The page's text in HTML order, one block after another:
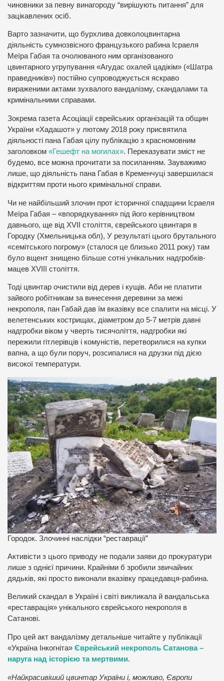
чиновники за певну винагороду “вирішують питання” для
зацікавлених осіб.
Варто зазначити, що бурхлива довколоцвинтарна
діяльність сумнозвісного французького рабина Ісраеля
Меїра Габая та очолюваного ним організованого
цвинтарного угрупування «Агудас охалей цадікім» («Шатра
праведників») постійно супроводжується яскраво
вираженими актами зухвалого вандалізму, скандалами та
кримінальними справами.
Зокрема газета Асоціації єврейських організацій та общин
України «Хадашот» у лютому 2018 року присвятила
діяльності пана Габая цілу публікацію з красномовним
заголовком «Гешефт на могилах». Переказувати зміст не
будемо, все можна прочитати за посиланням. Зауважимо
лише, що діяльність пана Габая в Кременчуці завершилася
відкриттям проти нього кримінальної справи.
Чи не найбільший злочин прот історичної спадщини Ісраеля
Меїра Габая – «впорядкування» під його керівництвом
давнього, ще від XVII століття, єврейського цвинтаря в
Городку (Хмельницька обл), У результаті цього брутального
«семітського погрому» (сталося це близько 2011 року) там
було вщент знищено більше сотні унікальних надгробків-
мацев XVIIІ століття.
Тоді цвинтар очистили від дерев і кущів. Аби не платити
зайвого робітникам за винесення деревини за межі
некрополя, пан Габай дав їм вказівку все спалити на місці. У
велетенських кострищах, діаметром до 5-7 метрів давні
надгробки віком у чверть тисячоліття, надгробки які
пережили гітлерівців і комуністів, перетворилися на купки
вапна, а що були поруч, розсипалися на друзки під дією
високої температури.
Городок. Злочинні наслідки “реставрації”
Активісти з цього приводу не подали заяви до прокуратури
лише з однієї причини. Крайніми б зробили звичайних
дядьків, які просто виконали вказівку працедавця-рабина.
Великий скандал в Україні і світі викликала й вандальська
«реставрація» унікального єврейського некрополя в
Сатанові.
Про цей акт вандалізму детальніше читайте у публікації
«Україна Інкогніта» Єврейський некрополь Сатанова –
наруга над історією та мертвими.
«Найкрасивіший цвинтар України і, можливо, Європи